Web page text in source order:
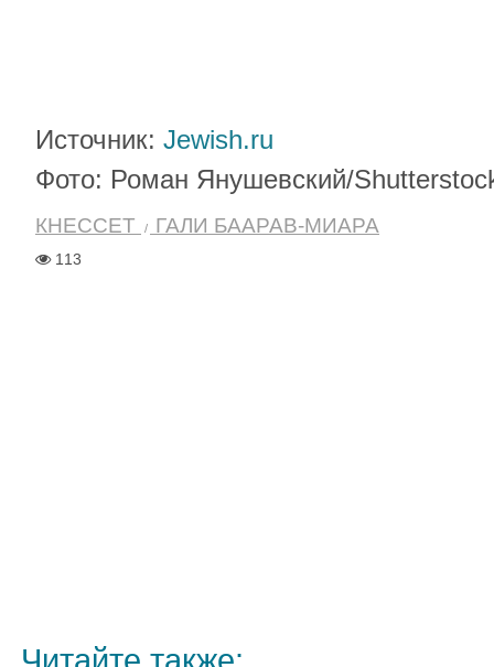
Источник: Jewish.ru
Фото: Роман Янушевский/
КНЕССЕТ ГАЛИ БААРАВ-МИАРА
113